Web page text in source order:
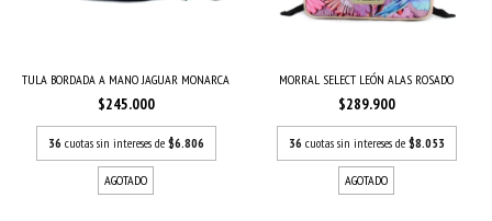
TULA BORDADA A MANO JAGUAR MONARCA
$245.000
36 cuotas sin intereses de $6.806
AGOTADO
MORRAL SELECT LEÓN ALAS ROSADO
$289.900
36 cuotas sin intereses de $8.053
AGOTADO